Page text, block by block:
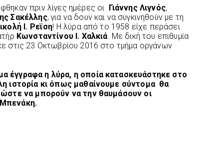
πριν λίγες ημέρες οι Γιάννης Λιγνός,
Σακέλλης, για να δουν και να συγκινηθούν με τη
Ι. Ρεϊση! Η λύρα από το 1958 είχε περάσει
Κωνσταντίνου Ι. Χαλκιά. Με δική του επιθυμία
στις 23 Οκτωβρίου 2016 στο τμήμα οργάνων
έγγραφα η λύρα, η οποία κατασκευάστηκε στο
ιστορία κι όπως μαθαίνουμε σύντομα θα
ώστε να μπορούν να την θαυμάσουν οι